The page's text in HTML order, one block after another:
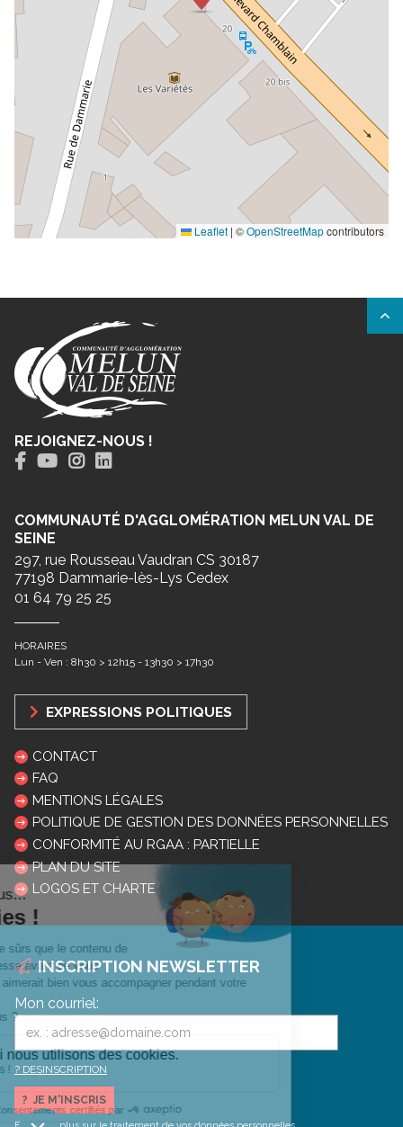
Leaflet | ©OpenStreetMapcontributors
REJOIGNEZ-NOUS !
COMMUNAUTÉ D'AGGLOMÉRATION MELUN VAL DE
SEINE
297, rue Rousseau Vaudran CS 30187
77198 Dammarie-lès-Lys Cedex
01 64 79 25 25
HORAIRES
Lun - Ven : 8h30 > 12h15 - 13h30 > 17h30
EXPRESSIONS POLITIQUES
CONTACT
FAQ
MENTIONS LÉGALES
POLITIQUE DE GESTION DES DONNÉES PERSONNELLES
CONFORMITÉ AU RGAA : PARTIELLE
PLAN DU SITE
LOGOS ET CHARTE
INSCRIPTION NEWSLETTER
Mon courriel:
DESINSCRIPTION